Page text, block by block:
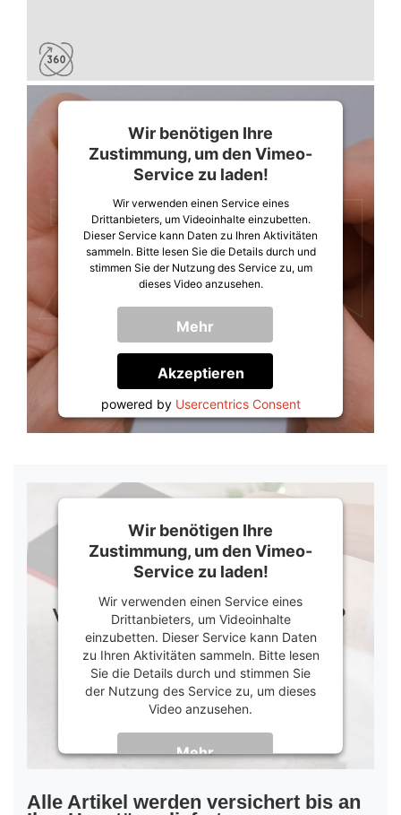
Wir benötigen Ihre
Zustimmung, um den Vimeo-
Service zu laden!
Wir verwenden einen Service eines
Drittanbieters, um Videoinhalte einzubetten.
Dieser Service kann Daten zu Ihren Aktivitäten
sammeln. Bitte lesen Sie die Details durch und
stimmen Sie der Nutzung des Service zu, um
dieses Video anzusehen.
Mehr
Informationen
Akzeptieren
powered by Usercentrics Consent
Management Platform&Trusted Shops
Wir benötigen Ihre
Zustimmung, um den Vimeo-
Service zu laden!
Wir verwenden einen Service eines
Drittanbieters, um Videoinhalte
einzubetten. Dieser Service kann Daten
zu Ihren Aktivitäten sammeln. Bitte lesen
Sie die Details durch und stimmen Sie
der Nutzung des Service zu, um dieses
Video anzusehen.
Mehr
Informationen
Akzeptieren
Alle Artikel werden versichert bis an